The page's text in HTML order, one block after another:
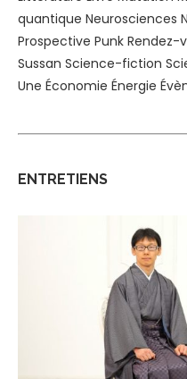
quantique Neurosciences
Prospective Punk Rendez-
Sussan Science-fiction
Une Économie Énergie
ENTRETIENS